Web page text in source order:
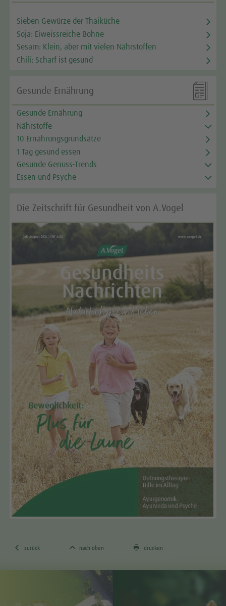
Sieben Gewürze der Thaiküche
Soja: Eiweissreiche Bohne
Sesam: Klein, aber mit vielen Nährstoffen
Chili: Scharf ist gesund

Gesunde Ernährung
Gesunde Ernährung
Nährstoffe
10 Ernährungsgrundsätze
1 Tag gesund essen
Gesunde Genuss-Trends
Essen und Psyche
Die Zeitschrift für Gesundheit von A.Vogel
 zurück  nach oben  drucken